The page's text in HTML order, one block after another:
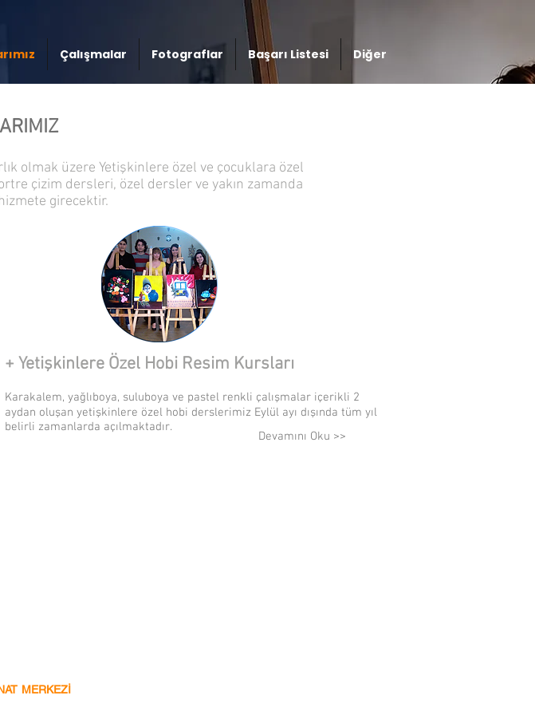
Çalışmalar Fotograflar Başarı Listesi Diğer
olmak üzere Yetişkinlere özel ve çocuklara özel
çizim dersleri, özel dersler ve yakın zamanda
girecektir.
+ Yetişkinlere Özel Hobi Resim Kursları
Karakalem, yağlıboya, suluboya ve pastel renkli çalışmalar içerikli 2
aydan oluşan yetişkinlere özel hobi derslerimiz Eylül ayı dışında tüm yıl
belirli zamanlarda açılmaktadır.
Devamını Oku >>
MERKEZİ